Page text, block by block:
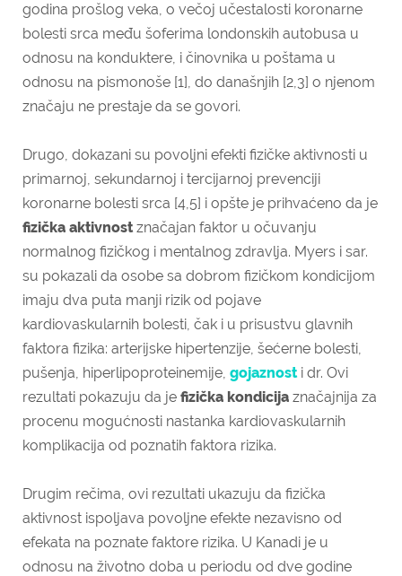
godina prošlog veka, o večoj učestalosti koronarne
bolesti srca među šoferima londonskih autobusa u
odnosu na konduktere, i činovnika u poštama u
odnosu na pismonoše [1], do današnjih [2,3] o njenom
značaju ne prestaje da se govori.
Drugo, dokazani su povoljni efekti fizičke aktivnosti u
primarnoj, sekundarnoj i tercijarnoj prevenciji
koronarne bolesti srca [4,5] i opšte je prihvaćeno da je
fizička aktivnost značajan faktor u očuvanju
normalnog fizičkog i mentalnog zdravlja. Myers i sar.
su pokazali da osobe sa dobrom fizičkom kondicijom
imaju dva puta manji rizik od pojave
kardiovaskularnih bolesti, čak i u prisustvu glavnih
faktora fizika: arterijske hipertenzije, šećerne bolesti,
pušenja, hiperlipoproteinemije, gojaznosti dr. Ovi
rezultati pokazuju da je fizička kondicija značajnija za
procenu mogućnosti nastanka kardiovaskularnih
komplikacija od poznatih faktora rizika.
Drugim rečima, ovi rezultati ukazuju da fizička
aktivnost ispoljava povoljne efekte nezavisno od
efekata na poznate faktore rizika. U Kanadi je u
odnosu na životno doba u periodu od dve godine